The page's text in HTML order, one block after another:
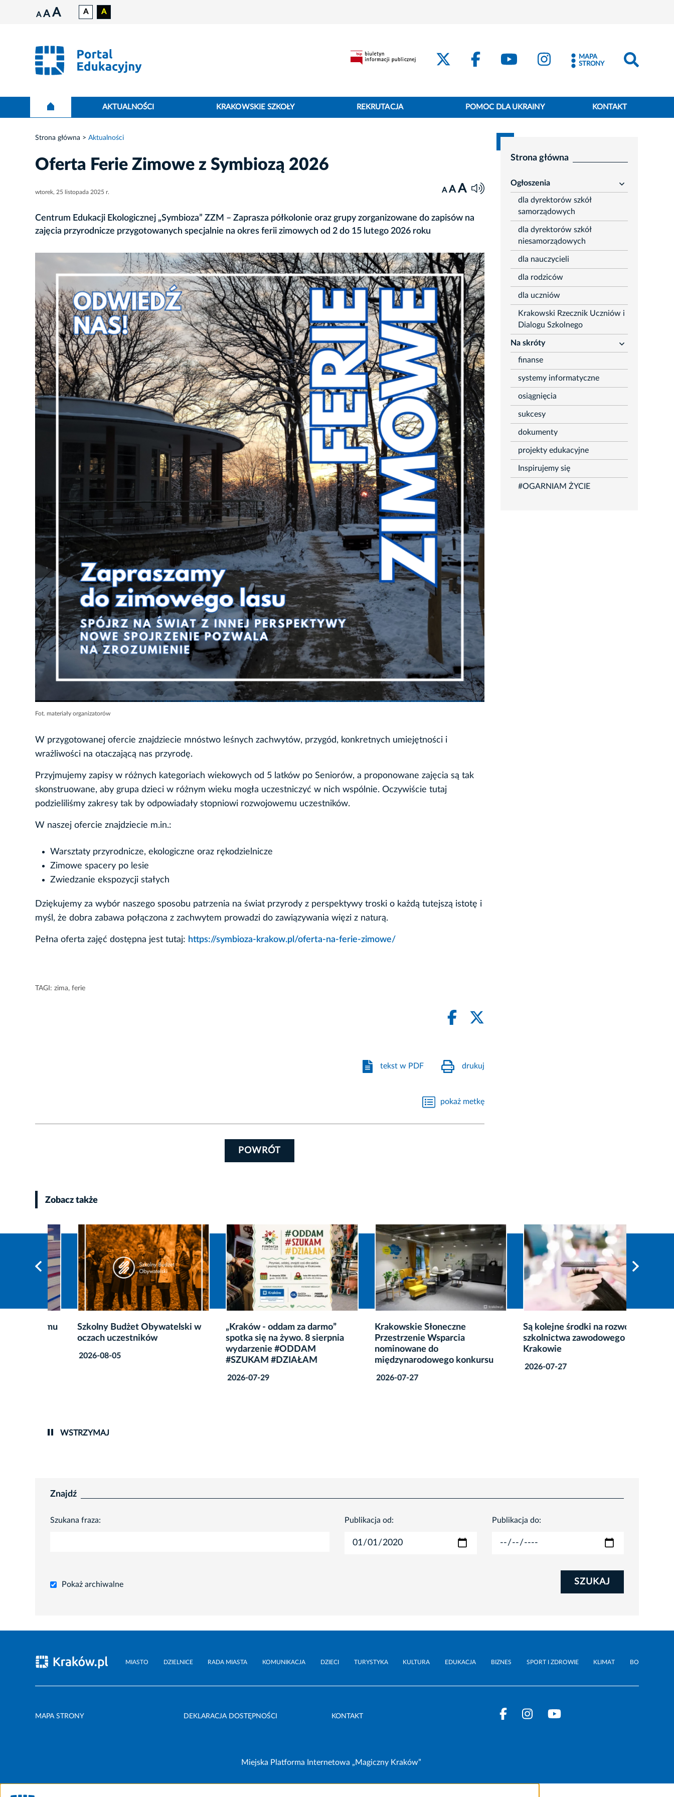
A A A A A
MAPA
STRONY
AKTUALNOŚCI KRAKOWSKIE SZKOŁY REKRUTACJA POMOC DLA UKRAINY KONTAKT
Strona główna Aktualności
Oferta Ferie Zimowe z Symbiozą 2026
wtorek, 25 listopada 2025 r. A A A
Centrum Edukacji Ekologicznej „Symbioza” ZZM – Zaprasza półkolonie oraz grupy zorganizowane do zapisów na
zajęcia przyrodnicze przygotowanych specjalnie na okres ferii zimowych od 2 do 15 lutego 2026 roku
Fot. materiały organizatorów
W przygotowanej ofercie znajdziecie mnóstwo leśnych zachwytów, przygód, konkretnych umiejętności i
wrażliwości na otaczającą nas przyrodę.
Przyjmujemy zapisy w różnych kategoriach wiekowych od 5 latków po Seniorów, a proponowane zajęcia są tak
skonstruowane, aby grupa dzieci w różnym wieku mogła uczestniczyć w nich wspólnie. Oczywiście tutaj
podzieliliśmy zakresy tak by odpowiadały stopniowi rozwojowemu uczestników.
W naszej ofercie znajdziecie m.in.:
Warsztaty przyrodnicze, ekologiczne oraz rękodzielnicze
Zimowe spacery po lesie
Zwiedzanie ekspozycji stałych
Dziękujemy za wybór naszego sposobu patrzenia na świat przyrody z perspektywy troski o każdą tutejszą istotę i
myśl, że dobra zabawa połączona z zachwytem prowadzi do zawiązywania więzi z naturą.
Pełna oferta zajęć dostępna jest tutaj: https://symbioza-krakow.pl/oferta-na-ferie-zimowe/
TAGI: zima, ferie
tekst w PDF drukuj
pokaż metkę
POWRÓT
Strona główna
Ogłoszenia
rozwiń
dla dyrektorów szkół
samorządowych
dla dyrektorów szkół
niesamorządowych
dla nauczycieli
dla rodziców
dla uczniów
Krakowski Rzecznik Uczniów i
Dialogu Szkolnego
Na skróty
rozwiń
finanse
systemy informatyczne
osiągnięcia
sukcesy
dokumenty
projekty edukacyjne
Inspirujemy się
#OGARNIAM ŻYCIE
Zobacz także
Szkolny Budżet Obywatelski w
oczach uczestników
2026-08-05
„Kraków - oddam za darmo”
spotka się na żywo. 8 sierpnia
wydarzenie #ODDAM
#SZUKAM #DZIAŁAM
2026-07-29
Krakowskie Słoneczne
Przestrzenie Wsparcia
nominowane do
międzynarodowego konkursu
2026-07-27
Są kolejne środki na rozwój
szkolnictwa zawodowego w
Krakowie
2026-07-27
WSTRZYMAJ
Znajdź
Szukana fraza: Publikacja od: Publikacja do:
Pokaż archiwalne SZUKAJ
MIASTO DZIELNICE RADA MIASTA KOMUNIKACJA DZIECI TURYSTYKA KULTURA EDUKACJA BIZNES SPORT I ZDROWIE KLIMAT BO
MAPA STRONY DEKLARACJA DOSTĘPNOŚCI KONTAKT
Miejska Platforma Internetowa „Magiczny Kraków”